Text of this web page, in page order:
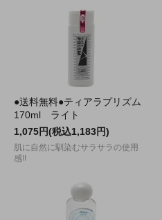
●送料無料●ティアラプリズム
170ml ライト
1,075円(税込1,183円)
肌に自然に馴染むサラサラの使用
感!!